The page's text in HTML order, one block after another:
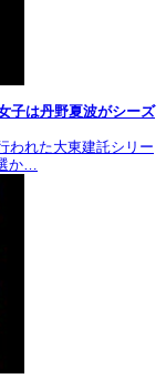
子は丹野夏波がシーズ
われた大東建託シリー
か…